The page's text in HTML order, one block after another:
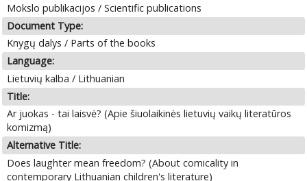
Mokslo publikacijos / Scientific publications
Document Type:
Knygų dalys / Parts of the books
Language:
Lietuvių kalba / Lithuanian
Title:
Ar juokas - tai laisvė? (Apie šiuolaikinės lietuvių vaikų literatūros
komizmą)
Alternative Title:
Does laughter mean freedom? (About comicality in
contemporary Lithuanian children's literature)